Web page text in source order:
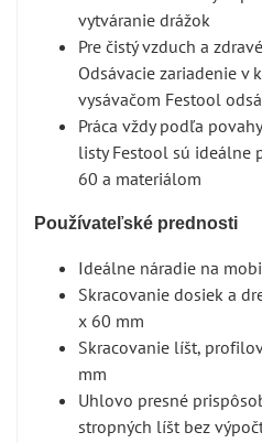
vytváranie drážok
Pre čistý vzduch a
Odsávacie zariadenie v
vysávačom Festool
Práca vždy podľa
listy Festool sú ideálne
60 a materiálom
Používateľské prednosti
Ideálne náradie na
Skracovanie dosiek a
x 60 mm
Skracovanie líšt,
mm
Uhlovo presné
stropných líšt bez